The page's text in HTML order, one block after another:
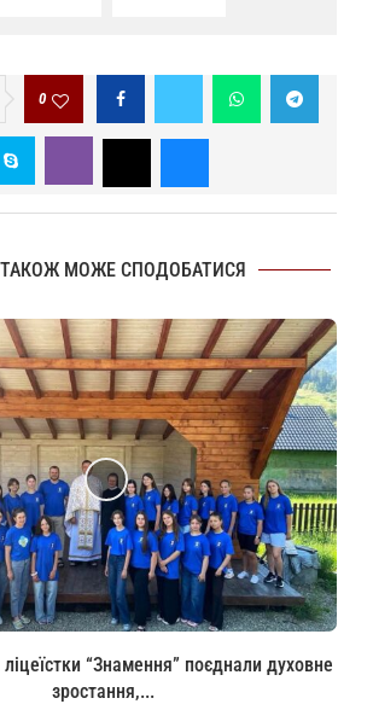
0
МОЖЕ СПОДОБАТИСЯ
“Знамення” поєднали духовне
зростання,...